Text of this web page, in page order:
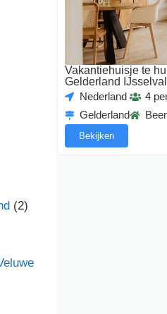
(2)
Vakantiehuisje te
Gelderland
Nederland
Gelderland
4
Bekijken